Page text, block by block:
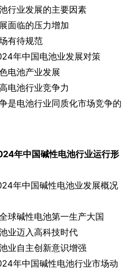
行业发展的主要因素
面临的压力增加
有待规范
年中国电池业发展对策
电池产业发展
电池行业竞争力
是电池行业同质化市场竞争的
年中国碱性电池行业运行形
年中国碱性电池业发展概况
球碱性电池第一生产大国
业迈入高科技时代
业自主创新意识增强
年中国碱性电池行业市场动